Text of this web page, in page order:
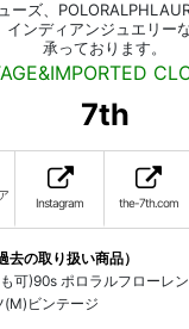
ーズ、
インディアンジュエリー
承っております。
7th
Instagram the-7th.com
去の取り扱い商品）
可)90s ポロラルフローレ
(M)ビンテージ